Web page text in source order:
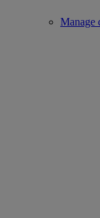
Manage